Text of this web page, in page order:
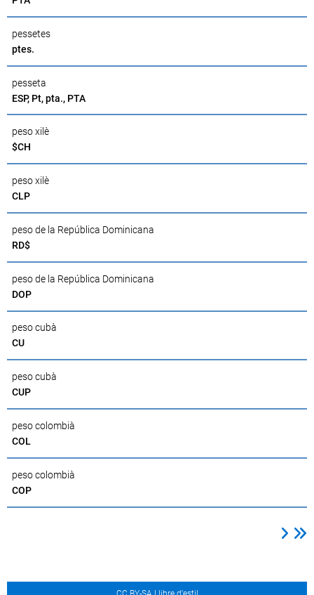
pessetes
ptes.
pesseta
ESP, Pt, pta., PTA
peso xilè
$CH
peso xilè
CLP
peso de la República Dominicana
RD$
peso de la República Dominicana
DOP
peso cubà
CU
peso cubà
CUP
peso colombià
COL
peso colombià
COP